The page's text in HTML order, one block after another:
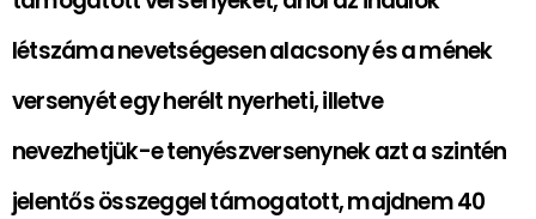
létszáma nevetségesen alacsony és a mének
versenyét egy herélt nyerheti, illetve
nevezhetjük-e tenyészversenynek azt a szintén
jelentős összeggel támogatott, majdnem 40